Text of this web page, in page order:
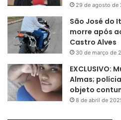
29 de agosto de
São José do
morre após
Castro Alves
30 de março de
EXCLUSIVO:
Almas;
objeto
8 de abril de